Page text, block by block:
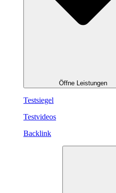
Öffne Leistungen
Testsiegel
Testvideos
Backlink